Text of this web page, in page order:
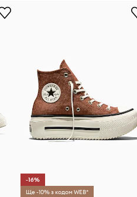
-16%
Ще -10% з кодом WEB*